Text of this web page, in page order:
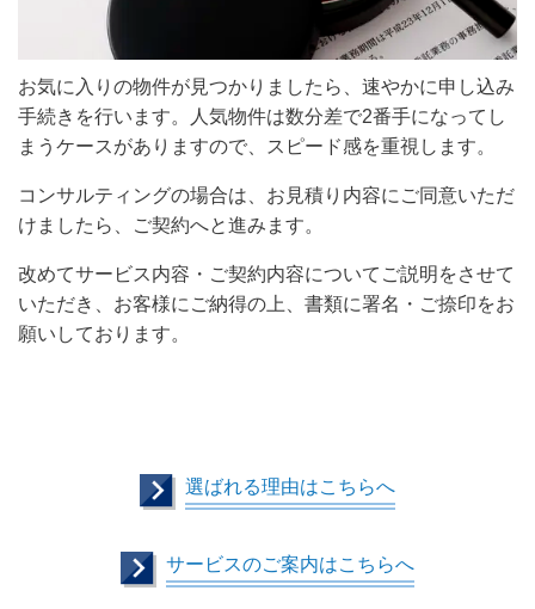
お気に入りの物件が見つかりましたら、速やかに申し込み
手続きを行います。人気物件は数分差で2番手になってし
まうケースがありますので、スピード感を重視します。
コンサルティングの場合は、お見積り内容にご同意いただ
けましたら、ご契約へと進みます。
改めてサービス内容・ご契約内容についてご説明をさせて
いただき、お客様にご納得の上、書類に署名・ご捺印をお
願いしております。
選ばれる理由はこちらへ
サービスのご案内はこちらへ